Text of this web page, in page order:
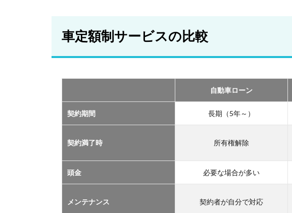
制
ー
ス
比
較
2
おす
の定
額制
サー
TOP
車定額制サービスの比較
自動車ローン
契約期間 長期（5年～）
契約満了時 所有権解除
頭金 必要な場合が多い
メンテナンス 契約者が自分で対応